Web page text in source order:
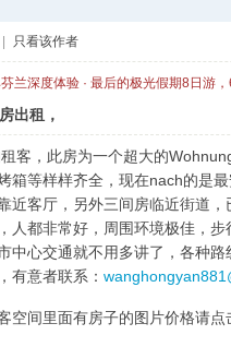
只看该作者
兰深度体验 · 最后的极光假期8日游
出租，
客，此房为一个超大的
箱等样样齐全，现在nach的是
近客厅，另外三间房临近街道
人都非常好，周围环境极佳，
中心交通就不用多讲了，各种
有意者联系：
空间里面有房子的图片价格请点